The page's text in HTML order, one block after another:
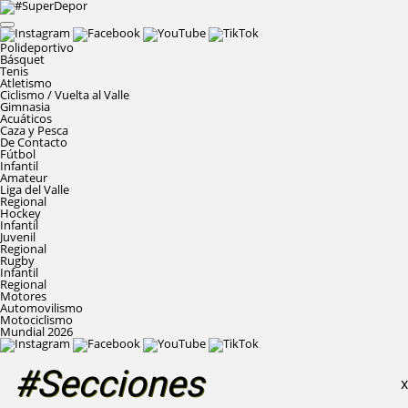
Polideportivo
Básquet
Tenis
Atletismo
Ciclismo / Vuelta al Valle
Gimnasia
Acuáticos
Caza y Pesca
De Contacto
Fútbol
Infantil
Amateur
Liga del Valle
Regional
Hockey
Infantil
Juvenil
Regional
Rugby
Infantil
Regional
Motores
Automovilismo
Motociclismo
Mundial 2026
#Secciones X